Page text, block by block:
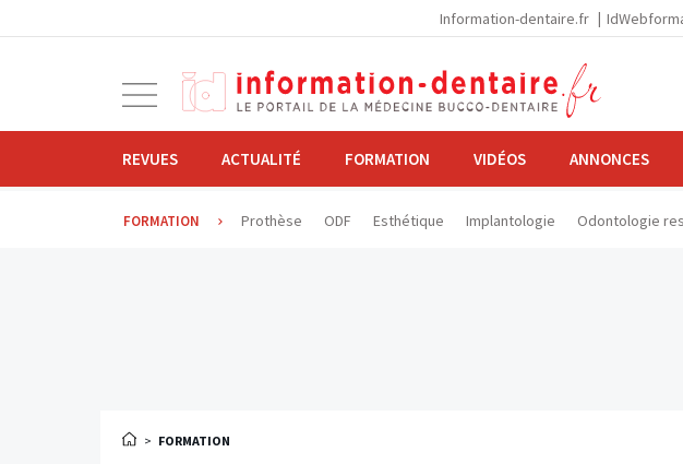
Information-dentaire.fr
navigation
REVUES ACTUALITÉ FORMATION VIDÉOS ANNONCES
FORMATION Prothèse ODF Esthétique Implantologie Odontologie
> FORMATION